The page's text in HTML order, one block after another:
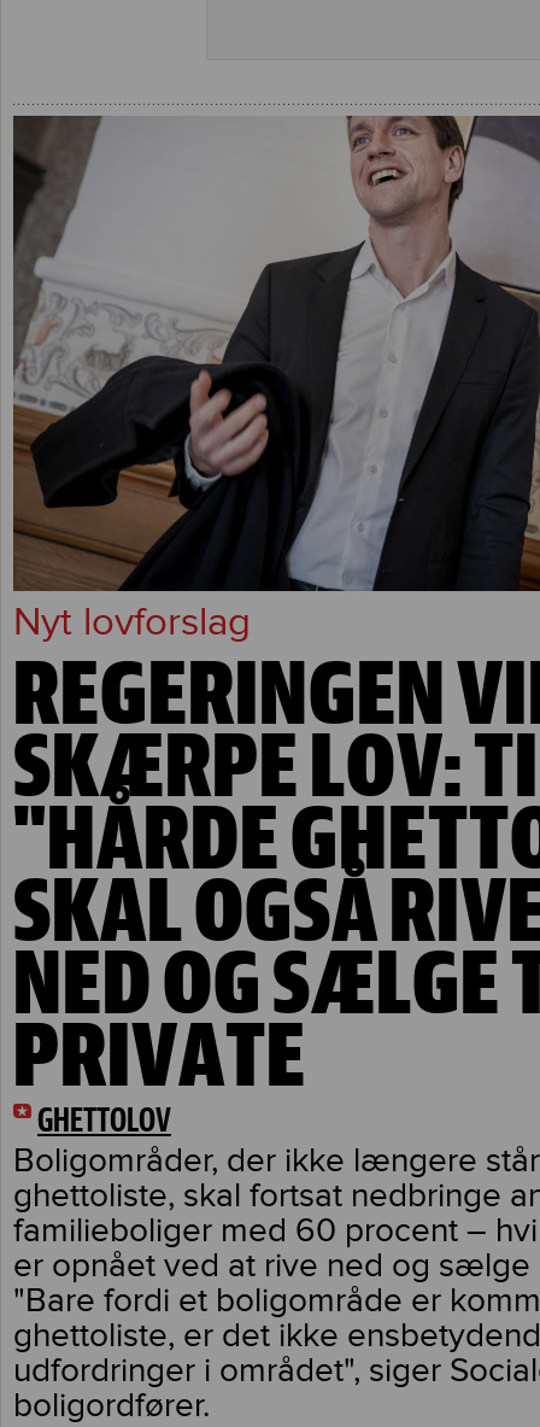
Nyt lovforslag
REGERINGEN
SKÆRPE LOV:
"HÅRDE
SKAL OGSÅ
NED OG SÆLGE
PRIVATE
GHETTOLOV
Boligområder, der ikke længere
ghettoliste, skal fortsat nedbringe
familieboliger med 60 procent –
er opnået ved at rive ned og sælge
"Bare fordi et boligområde er
ghettoliste, er det ikke
udfordringer i området", siger
boligordfører.